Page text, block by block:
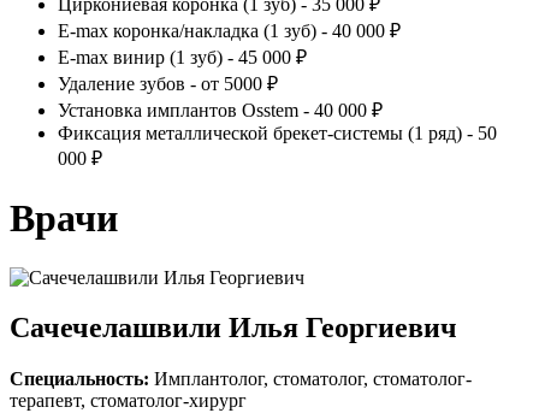
E-max коронка/накладка (1 зуб) - 40 000 ₽
E-max винир (1 зуб) - 45 000 ₽
Удаление зубов - от 5000 ₽
Установка имплантов Osstem - 40 000 ₽
Фиксация металлической брекет-системы (1 ряд) - 50
000 ₽
Врачи
Сачечелашвили Илья Георгиевич
Специальность: Имплантолог, стоматолог, стоматолог-
терапевт, стоматолог-хирург